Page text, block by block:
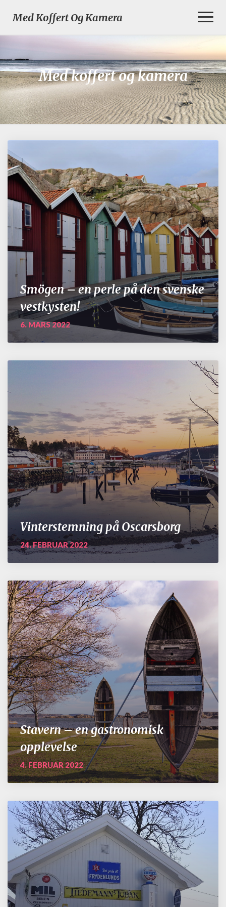
Med Koffert Og Kamera
Med koffert og kamera
Smögen – en perle på den svenske
vestkysten!
6. MARS 2022
Vinterstemning på Oscarsborg
24. FEBRUAR 2022
Stavern – en gastronomisk
opplevelse
4. FEBRUAR 2022